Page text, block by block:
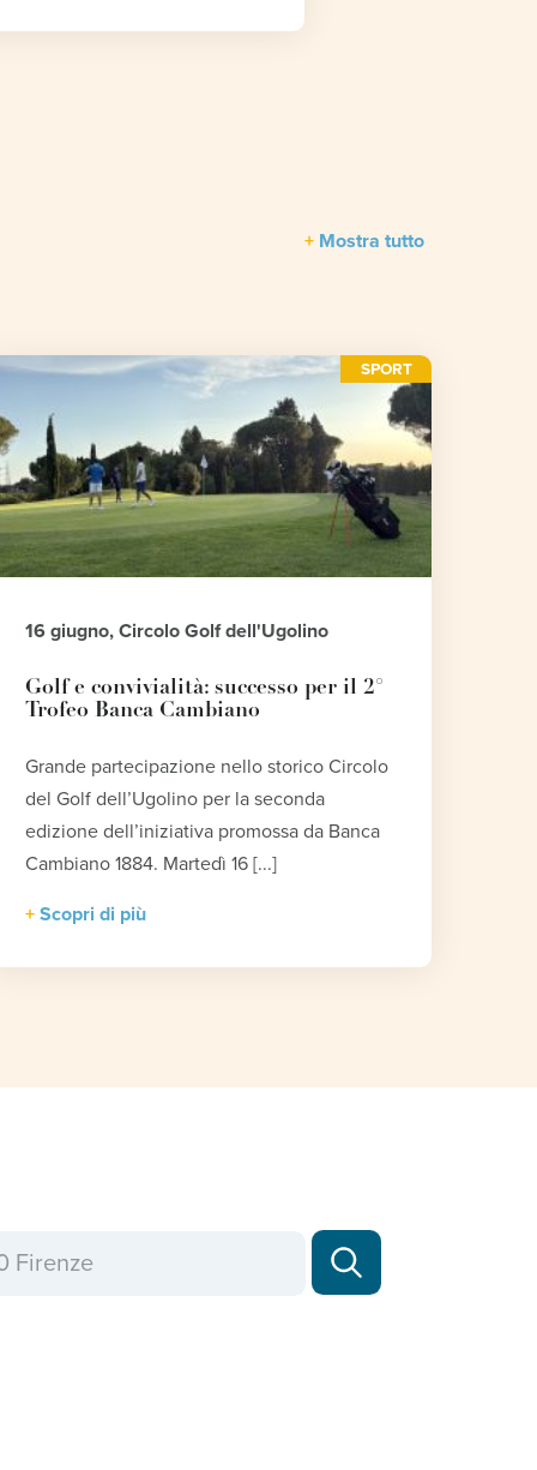
Mostra tutto
SPORT
16 giugno, Circolo Golf dell'Ugolino
Golf e convivialità: successo per il 2°
Trofeo Banca Cambiano
Grande partecipazione nello storico Circolo
del Golf dell’Ugolino per la seconda
edizione dell’iniziativa promossa da Banca
Cambiano 1884. Martedì 16 [...]
Scopri di più